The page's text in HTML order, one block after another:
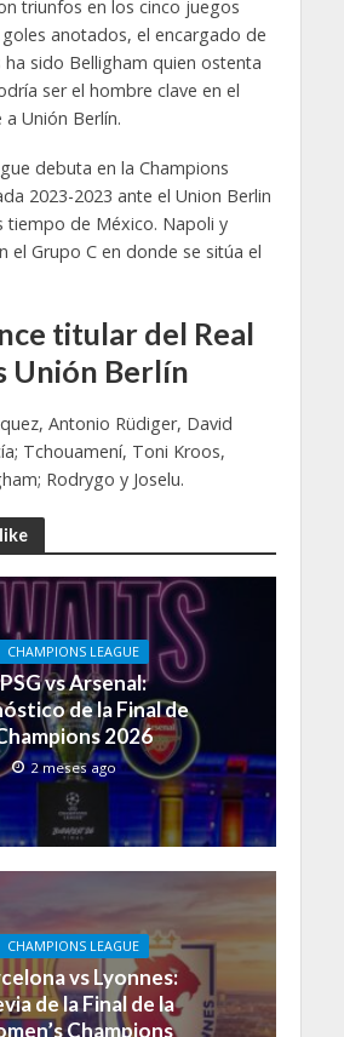
triunfos en los cinco juegos
anotados, el encargado de
sido Belligham quien ostenta
ser el hombre clave en el
Unión Berlín.
debuta en la Champions
2023-2023 ante el Union Berlin
tiempo de México. Napoli y
el Grupo C en donde se sitúa el
titular del Real
Unión Berlín
Antonio Rüdiger, David
Tchouamení, Toni Kroos,
Rodrygo y Joselu.
CHAMPIONS LEAGUE
PSG vs Arsenal:
de la Final de
2026
2 meses ago
CHAMPIONS LEAGUE
vs Lyonnes:
de la Final de la
Champions